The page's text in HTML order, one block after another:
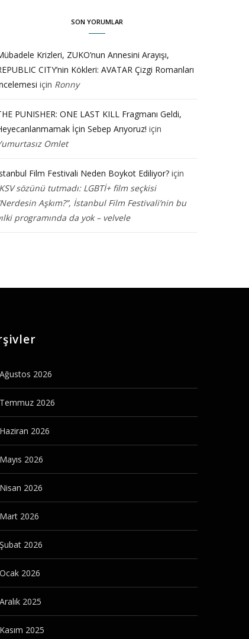
SON YORUMLAR
Krizleri, ZUKO’nun Annesini Arayışı,
CITY’nin Kökleri: AVATAR Çizgi Romanları
için Ronny
PUNISHER: ONE LAST KILL Fragmanı Geldi,
İçin Sebep Arıyoruz! için
Omlet
Film Festivali Neden Boykot Ediliyor? için
sözünü tutmadı: LGBTİ+ film seçkisi
Aşkım?”, İstanbul Film Festivali’nin bu
programında da yok – velvele
Ağustos 2026
Temmuz 2026
Haziran 2026
Mayıs 2026
Nisan 2026
Mart 2026
Şubat 2026
Ocak 2026
Aralık 2025
Kasım 2025